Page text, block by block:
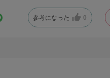
参考になった 0